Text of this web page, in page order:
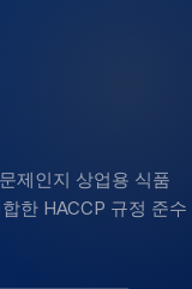
제인지 상업용 식품
한 HACCP 규정 준수